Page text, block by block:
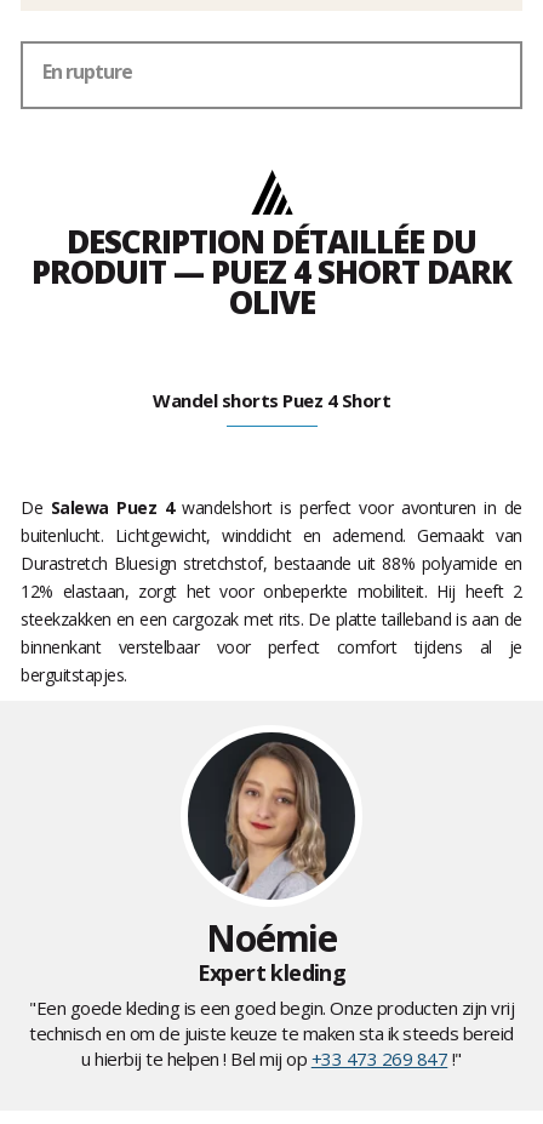
En rupture
DESCRIPTION DÉTAILLÉE DU
PRODUIT — PUEZ 4 SHORT DARK
OLIVE
Wandel shorts Puez 4 Short
De Salewa Puez 4wandelshort is perfect voor avonturen in de
buitenlucht. Lichtgewicht, winddicht en ademend. Gemaakt van
Durastretch Bluesign stretchstof, bestaande uit 88% polyamide en
12% elastaan, zorgt het voor onbeperkte mobiliteit. Hij heeft 2
steekzakken en een cargozak met rits. De platte tailleband is aan de
binnenkant verstelbaar voor perfect comfort tijdens al je
berguitstapjes.
Noémie
Expert kleding
"Een goede kleding is een goed begin. Onze producten zijn vrij
technisch en om de juiste keuze te maken sta ik steeds bereid
u hierbij te helpen ! Bel mij op +33 473 269 847 !"